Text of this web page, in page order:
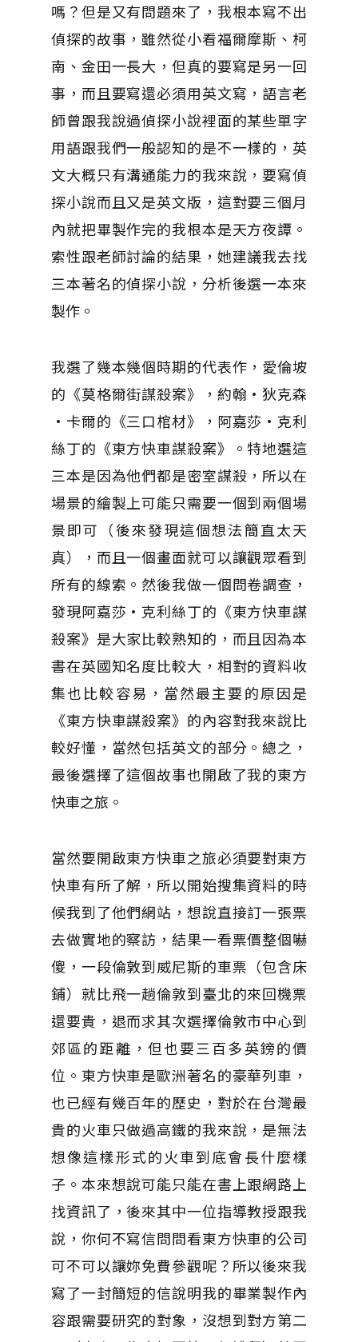
嗎？但是又有問題來了，我根本寫不出
偵探的故事，雖然從小看福爾摩斯、柯
南、金田一長大，但真的要寫是另一回
事，而且要寫還必須用英文寫，語言老
師曾跟我說過偵探小說裡面的某些單字
用語跟我們一般認知的是不一樣的，英
文大概只有溝通能力的我來說，要寫偵
探小說而且又是英文版，這對要三個月
內就把畢製作完的我根本是天方夜譚。
索性跟老師討論的結果，她建議我去找
三本著名的偵探小說，分析後選一本來
製作。
我選了幾本幾個時期的代表作，愛倫坡
的《莫格爾街謀殺案》，約翰·狄克森
·卡爾的《三口棺材》，阿嘉莎·克利
絲丁的《東方快車謀殺案》。特地選這
三本是因為他們都是密室謀殺，所以在
場景的繪製上可能只需要一個到兩個場
景即可（後來發現這個想法簡直太天
真），而且一個畫面就可以讓觀眾看到
所有的線索。然後我做一個問卷調查，
發現阿嘉莎·克利絲丁的《東方快車謀
殺案》是大家比較熟知的，而且因為本
書在英國知名度比較大，相對的資料收
集也比較容易，當然最主要的原因是
《東方快車謀殺案》的內容對我來說比
較好懂，當然包括英文的部分。總之，
最後選擇了這個故事也開啟了我的東方
快車之旅。
當然要開啟東方快車之旅必須要對東方
快車有所了解，所以開始搜集資料的時
候我到了他們網站，想說直接訂一張票
去做實地的察訪，結果一看票價整個嚇
傻，一段倫敦到威尼斯的車票（包含床
鋪）就比飛一趟倫敦到臺北的來回機票
還要貴，退而求其次選擇倫敦市中心到
郊區的距離，但也要三百多英鎊的價
位。東方快車是歐洲著名的豪華列車，
也已經有幾百年的歷史，對於在台灣最
貴的火車只做過高鐵的我來說，是無法
想像這樣形式的火車到底會長什麼樣
子。本來想說可能只能在書上跟網路上
找資訊了，後來其中一位指導教授跟我
說，你何不寫信問問看東方快車的公司
可不可以讓妳免費參觀呢？所以後來我
寫了一封簡短的信說明我的畢業製作內
容跟需要研究的對象，沒想到對方第二